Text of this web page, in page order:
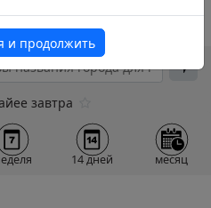
завтра
14 дней месяц
и продолжить